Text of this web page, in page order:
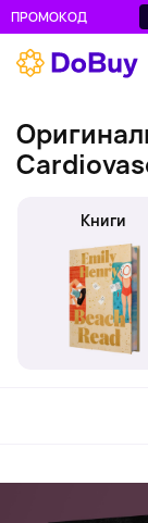
ПРОМОКОД
Книги